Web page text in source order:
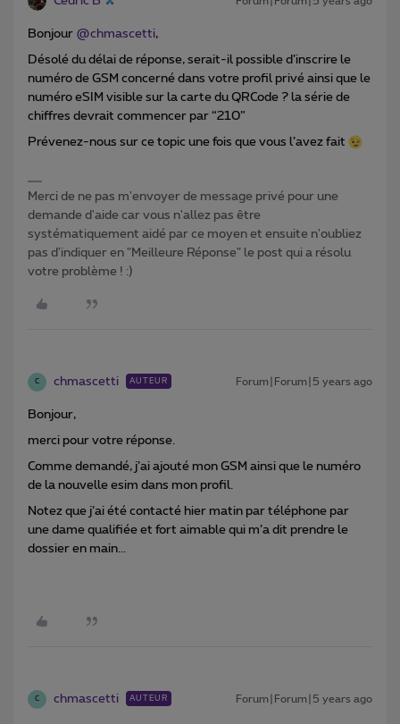
Bonjour @chmascetti,
Désolé du délai de réponse, serait-il possible d’inscrire le
numéro de GSM concerné dans votre profil privé ainsi que le
numéro eSIM visible sur la carte du QRCode ? la série de
chiffres devrait commencer par “210”
Prévenez-nous sur ce topic une fois que vous l’avez fait
Merci de ne pas m'envoyer de message privé pour une
demande d'aide car vous n'allez pas être
systématiquement aidé par ce moyen et ensuite n'oubliez
pas d'indiquer en "Meilleure Réponse" le post qui a résolu
votre problème ! :)
C chmascetti AUTEUR Forum|Forum|5 years ago
Bonjour,
merci pour votre réponse.
Comme demandé, j’ai ajouté mon GSM ainsi que le numéro
de la nouvelle esim dans mon profil.
Notez que j’ai été contacté hier matin par téléphone par
une dame qualifiée et fort aimable qui m’a dit prendre le
dossier en main...
C chmascetti AUTEUR Forum|Forum|5 years ago